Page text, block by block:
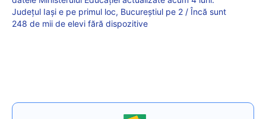
Județul Iași e pe primul loc, Bucureștiul pe 2 / Încă sunt
248 de mii de elevi fără dispozitive